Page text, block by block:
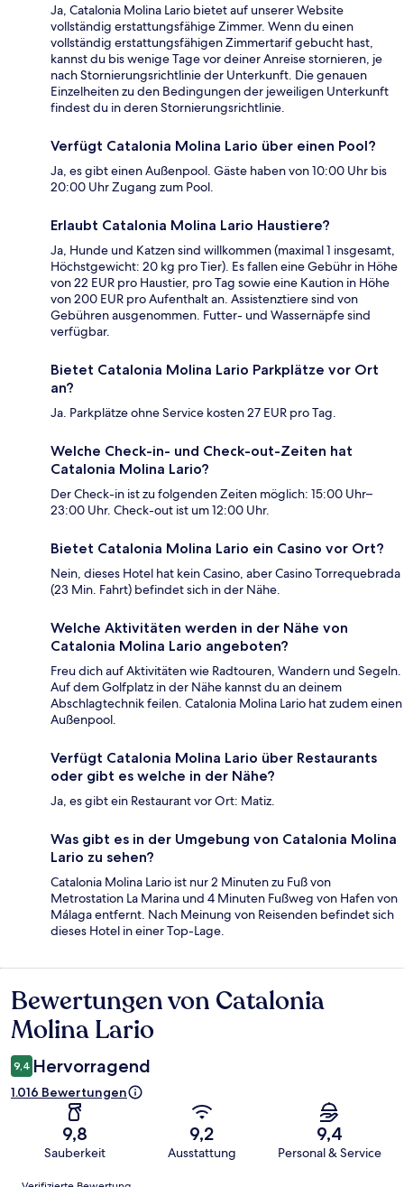
Ja, Catalonia Molina Lario bietet auf unserer Website
vollständig erstattungsfähige Zimmer. Wenn du einen
vollständig erstattungsfähigen Zimmertarif gebucht hast,
kannst du bis wenige Tage vor deiner Anreise stornieren, je
nach Stornierungsrichtlinie der Unterkunft. Die genauen
Einzelheiten zu den Bedingungen der jeweiligen Unterkunft
findest du in deren Stornierungsrichtlinie.
Verfügt Catalonia Molina Lario über einen Pool?
Ja, es gibt einen Außenpool. Gäste haben von 10:00 Uhr bis
20:00 Uhr Zugang zum Pool.
Erlaubt Catalonia Molina Lario Haustiere?
Ja, Hunde und Katzen sind willkommen (maximal 1 insgesamt,
Höchstgewicht: 20 kg pro Tier). Es fallen eine Gebühr in Höhe
von 22 EUR pro Haustier, pro Tag sowie eine Kaution in Höhe
von 200 EUR pro Aufenthalt an. Assistenztiere sind von
Gebühren ausgenommen. Futter- und Wassernäpfe sind
verfügbar.
Bietet Catalonia Molina Lario Parkplätze vor Ort
an?
Ja. Parkplätze ohne Service kosten 27 EUR pro Tag.
Welche Check-in- und Check-out-Zeiten hat
Catalonia Molina Lario?
Der Check-in ist zu folgenden Zeiten möglich: 15:00 Uhr–
23:00 Uhr. Check-out ist um 12:00 Uhr.
Bietet Catalonia Molina Lario ein Casino vor Ort?
Nein, dieses Hotel hat kein Casino, aber Casino Torrequebrada
(23 Min. Fahrt) befindet sich in der Nähe.
Welche Aktivitäten werden in der Nähe von
Catalonia Molina Lario angeboten?
Freu dich auf Aktivitäten wie Radtouren, Wandern und Segeln.
Auf dem Golfplatz in der Nähe kannst du an deinem
Abschlagtechnik feilen. Catalonia Molina Lario hat zudem einen
Außenpool.
Verfügt Catalonia Molina Lario über Restaurants
oder gibt es welche in der Nähe?
Ja, es gibt ein Restaurant vor Ort: Matiz.
Was gibt es in der Umgebung von Catalonia Molina
Lario zu sehen?
Catalonia Molina Lario ist nur 2 Minuten zu Fuß von
Metrostation La Marina und 4 Minuten Fußweg von Hafen von
Málaga entfernt. Nach Meinung von Reisenden befindet sich
dieses Hotel in einer Top-Lage.
Bewertungen
Bewertungen von Catalonia
Molina Lario
9,4 Hervorragend
1.016 Bewertungen
9,8
Sauberkeit
9,2
Ausstattung
9,4
Personal & Service
Bewertungen